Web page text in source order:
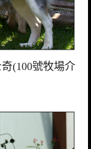
(100號牧場介